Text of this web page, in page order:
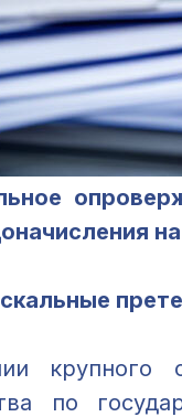
крупного
по